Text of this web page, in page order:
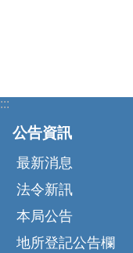
:::
公告資訊
最新消息
法令新訊
本局公告
地所登記公告欄